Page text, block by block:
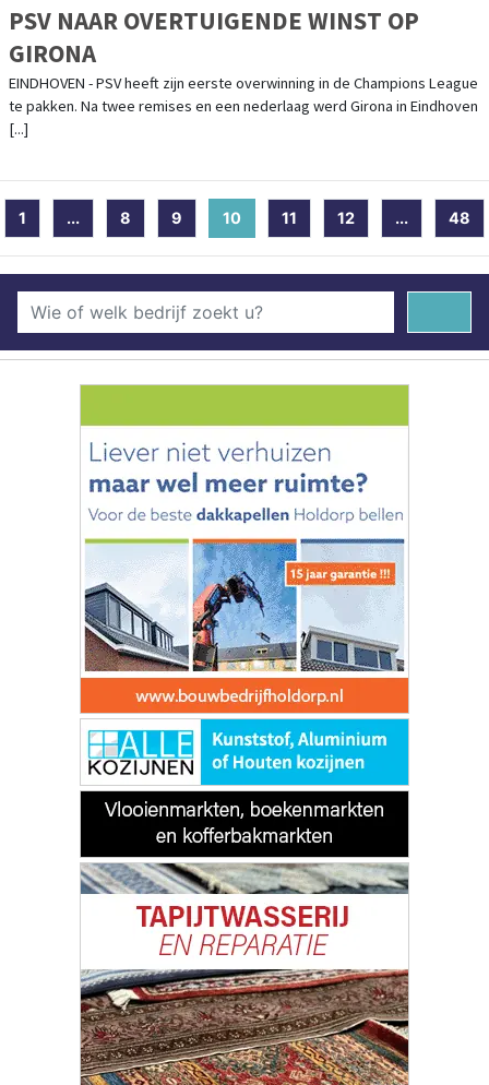
PSV NAAR OVERTUIGENDE WINST OP
GIRONA
EINDHOVEN - PSV heeft zijn eerste overwinning in de Champions League
te pakken. Na twee remises en een nederlaag werd Girona in Eindhoven
[...]
1 ... 8 9 10 (current)
11 12 ... 48